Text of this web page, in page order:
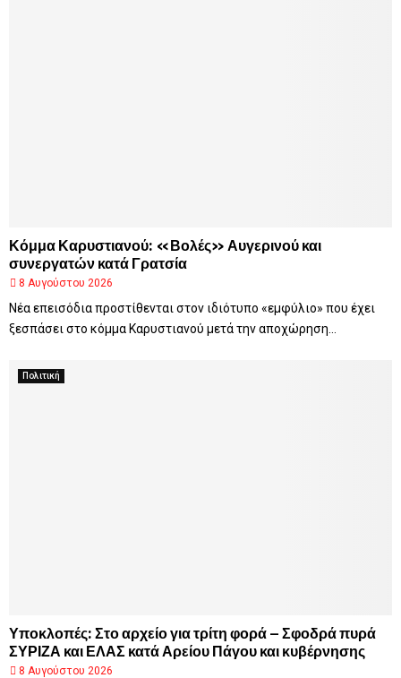
Κόμμα Καρυστιανού: «Βολές» Αυγερινού και
συνεργατών κατά Γρατσία
8 Αυγούστου 2026
Νέα επεισόδια προστίθενται στον ιδιότυπο «εμφύλιο» που έχει
ξεσπάσει στο κόμμα Καρυστιανού μετά την αποχώρηση...
Πολιτική
Υποκλοπές: Στο αρχείο για τρίτη φορά – Σφοδρά πυρά
ΣΥΡΙΖΑ και ΕΛΑΣ κατά Αρείου Πάγου και κυβέρνησης
8 Αυγούστου 2026